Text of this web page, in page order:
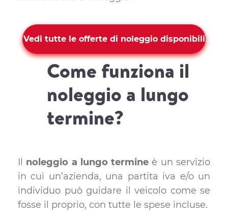
Vedi tutte le offerte di noleggio disponibili
Come funziona il
noleggio a lungo
termine?
Il noleggio a lungo termine è un servizio
in cui un’azienda, una partita iva e/o un
individuo può guidare il veicolo come se
fosse il proprio, con tutte le spese incluse.